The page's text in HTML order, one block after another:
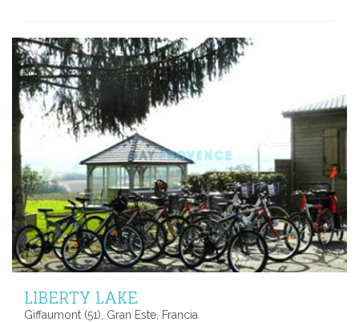
LIBERTY LAKE
Giffaumont (51), Gran Este, Francia